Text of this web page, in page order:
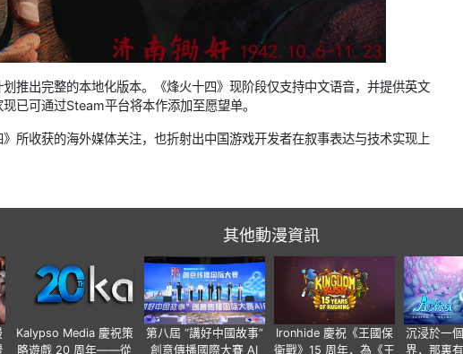
推出完整的本地化版本。《烽火十四》现阶段仅支持中文语音，并提供英文
已可通过Steam平台将本作添加至愿望单。
所收获的海外媒体关注，也折射出中国游戏开发者在叙事表达与技术实现上
其他動漫資訊
Kalypso Media 慶祝策
略遊戲 20 周年——從
第八屆 “講好中國故事”
創意傳播國際大賽 AI
Ironhide 慶祝《王國保
衛戰》15 周年，為《王
沉浸於一
界，那裏